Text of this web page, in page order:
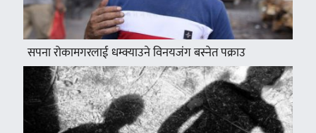
सपना रोकामगरलाई धम्क्याउने विनयजंग बस्नेत पक्राउ